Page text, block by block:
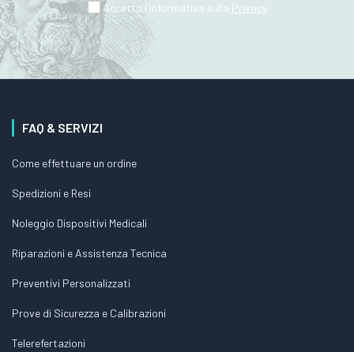
Accetto l'informativa sulla Privacy
FAQ & SERVIZI
Come effettuare un ordine
Spedizioni e Resi
Noleggio Dispositivi Medicali
Riparazioni e Assistenza Tecnica
Preventivi Personalizzati
Prove di Sicurezza e Calibrazioni
Telerefertazioni